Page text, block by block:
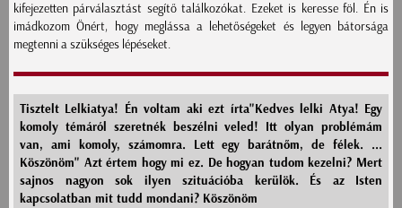
kifejezetten párválasztást segítő találkozókat. Ezeket is keresse föl. Én is
imádkozom Önért, hogy meglássa a lehetőségeket és legyen bátorsága
megtenni a szükséges lépéseket.
Tisztelt Lelkiatya! Én voltam aki ezt írta"Kedves lelki Atya! Egy
komoly témáról szeretnék beszélni veled! Itt olyan problémám
van, ami komoly, számomra. Lett egy barátnőm, de félek. ...
Köszönöm" Azt értem hogy mi ez. De hogyan tudom kezelni? Mert
sajnos nagyon sok ilyen szituációba kerülök. És az Isten
kapcsolatban mit tudd mondani? Köszönöm